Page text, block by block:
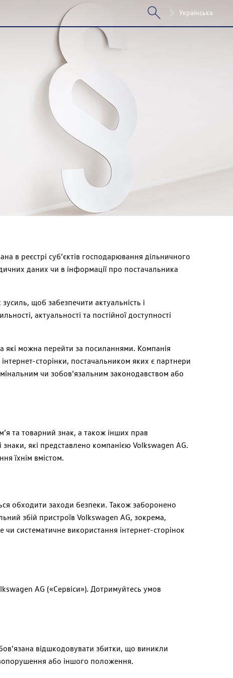
Українська
в реєстрі суб’єктів господарювання дільничного
даних чи в інформації про постачальника
зусиль, щоб забезпечити актуальність і
актуальності та постійної доступності
які можна перейти за посиланнями. Компанія
інтернет-сторінки, постачальником яких є партнери
чи зобов’язальним законодавством або
та товарний знак, а також інших прав
знаки, які представлено компанією Volkswagen AG.
їхнім вмістом.
обходити заходи безпеки. Також заборонено
збій пристроїв Volkswagen AG, зокрема,
систематичне використання інтернет-сторінок
AG («Сервіси»). Дотримуйтесь умов
відшкодовувати збитки, що виникли
або іншого положення.